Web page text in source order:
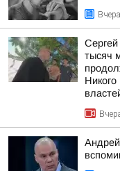
Сергей
тысяч